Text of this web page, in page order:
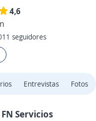
4,6
seguidores
Entrevistas Fotos
Servicios